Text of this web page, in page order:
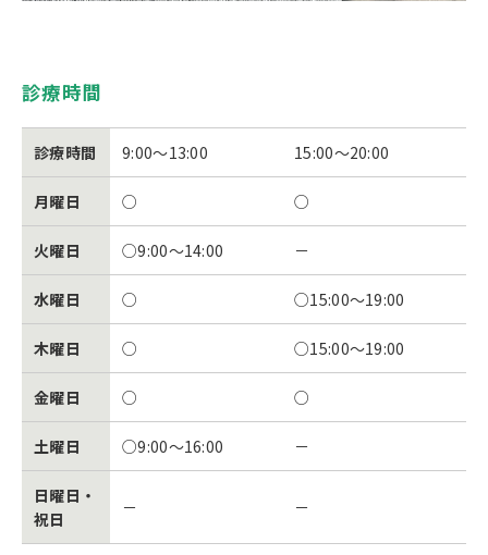
診療時間
診療時間 9:00～13:00 15:00～20:00
月曜日 ○ ○
火曜日 ○9:00～14:00 －
水曜日 ○ ○15:00～19:00
木曜日 ○ ○15:00～19:00
金曜日 ○ ○
土曜日 ○9:00～16:00 －
日曜日・
祝日
－ －